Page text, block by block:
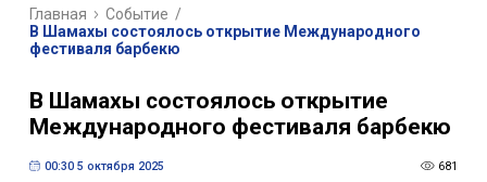
Главная Событие /
В Шамахы состоялось открытие Международного
фестиваля барбекю
В Шамахы состоялось открытие
Международного фестиваля барбекю
00:30 5 октября 2025 681